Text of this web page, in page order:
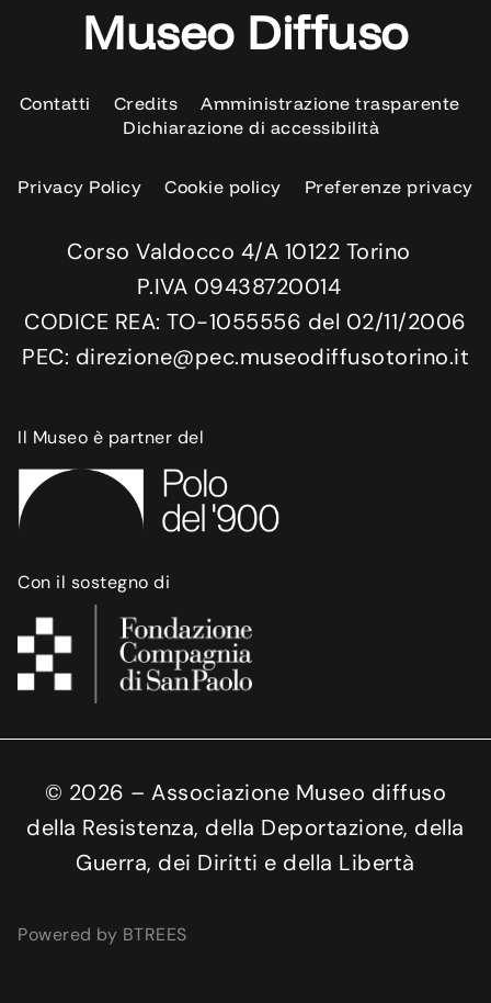
Museo Diffuso
Contatti Credits
Amministrazione trasparente
Dichiarazione di accessibilità
Privacy Policy Cookie policy Preferenze privacy
Corso Valdocco 4/A 10122 Torino
P.IVA 09438720014
CODICE REA: TO-1055556 del 02/11/2006
PEC: direzione@pec.museodiffusotorino.it
Il Museo è partner del
Con il sostegno di
© 2026 – Associazione Museo diffuso
della Resistenza, della Deportazione, della
Guerra, dei Diritti e della Libertà
Powered by BTREES